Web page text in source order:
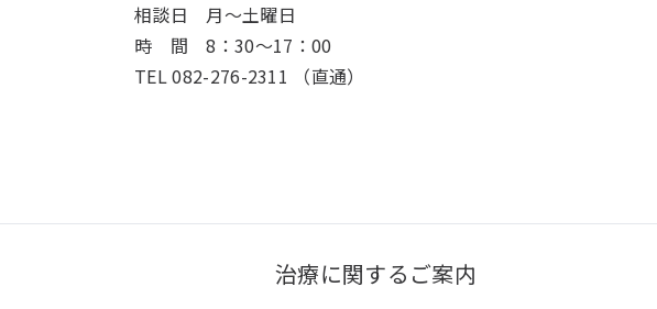
相談日 月～土曜日
時 間 8：30～17：00
TEL 082-276-2311 （直通）
治療に関するご案内